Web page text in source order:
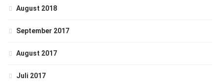
August 2018
September 2017
August 2017
Juli 2017